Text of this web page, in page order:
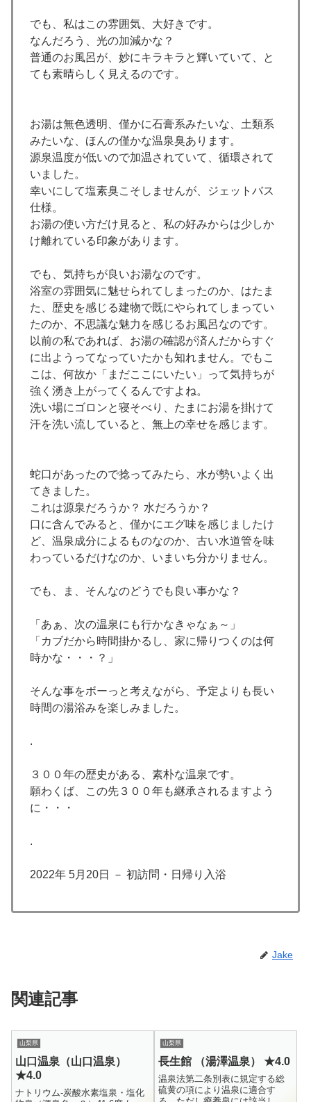
でも、私はこの雰囲気、大好きです。
なんだろう、光の加減かな？
普通のお風呂が、妙にキラキラと輝いていて、と
ても素晴らしく見えるのです。
お湯は無色透明、僅かに石膏系みたいな、土類系
みたいな、ほんの僅かな温泉臭あります。
源泉温度が低いので加温されていて、循環されて
いました。
幸いにして塩素臭こそしませんが、ジェットバス
仕様。
お湯の使い方だけ見ると、私の好みからは少しか
け離れている印象があります。
でも、気持ちが良いお湯なのです。
浴室の雰囲気に魅せられてしまったのか、はたま
た、歴史を感じる建物で既にやられてしまってい
たのか、不思議な魅力を感じるお風呂なのです。
以前の私であれば、お湯の確認が済んだからすぐ
に出ようってなっていたかも知れません。でもこ
こは、何故か「まだここにいたい」って気持ちが
強く湧き上がってくるんですよね。
洗い場にゴロンと寝そべり、たまにお湯を掛けて
汗を洗い流していると、無上の幸せを感じます。
蛇口があったので捻ってみたら、水が勢いよく出
てきました。
これは源泉だろうか？ 水だろうか？
口に含んでみると、僅かにエグ味を感じましたけ
ど、温泉成分によるものなのか、古い水道管を味
わっているだけなのか、いまいち分かりません。
でも、ま、そんなのどうでも良い事かな？
「あぁ、次の温泉にも行かなきゃなぁ～」
「カブだから時間掛かるし、家に帰りつくのは何
時かな・・・？」
そんな事をボーっと考えながら、予定よりも長い
時間の湯浴みを楽しみました。
.
３００年の歴史がある、素朴な温泉です。
願わくば、この先３００年も継承されるますよう
に・・・
.
2022年 5月20日 － 初訪問・日帰り入浴
Jake
関連記事
山梨県
山口温泉（山口温泉）
★4.0
ナトリウム-炭酸水素塩泉・塩化
山梨県
長生館 （湯澤温泉） ★4.0
温泉法第二条別表に規定する総
硫黄の項により温泉に適合す